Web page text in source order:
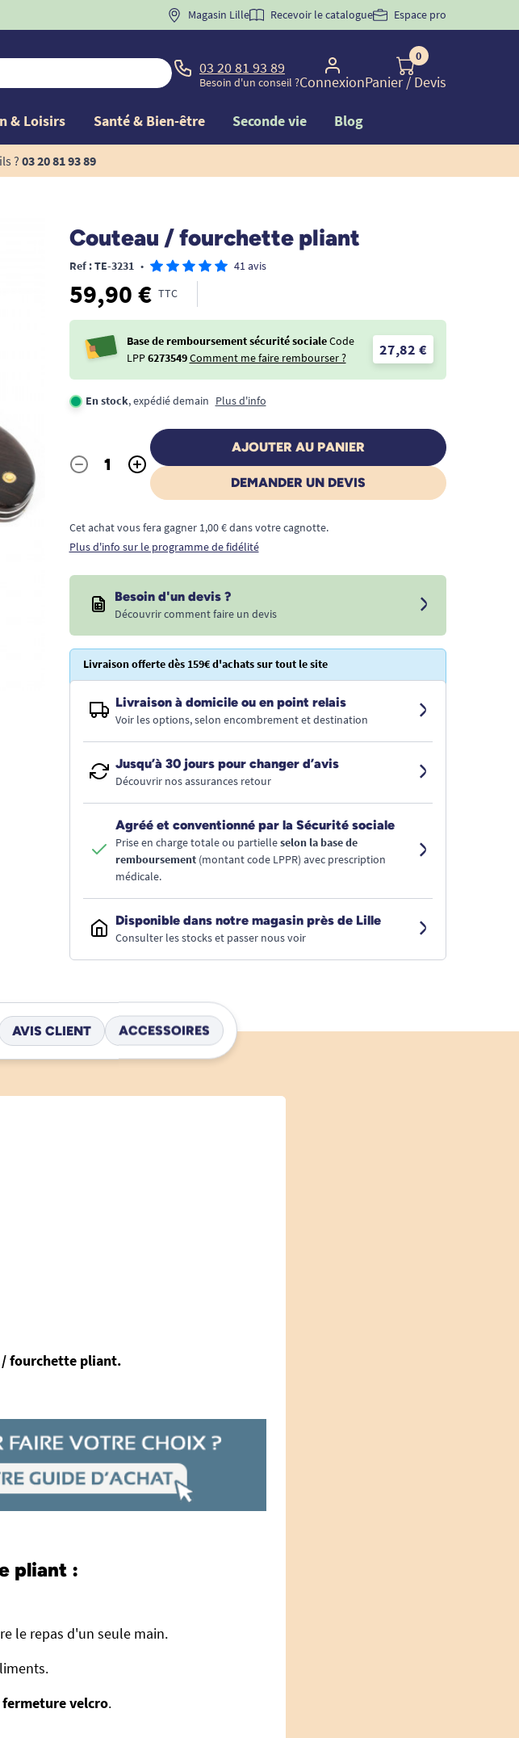
BIENVENUE" pourla 1ère commande d'incontinence
Magasin Lille Recevoir le catalogue Espace pro
03 20 81 93 89
Besoin d'un conseil ?Connexion
0
Panier/ Devis
& Loisirs Santé & Bien-être Seconde vie Blog
? 03 20 81 93 89
Couteau / fourchette pliant
Ref : TE-3231 • 41 avis
59,90 € TTC
Base de remboursement sécurité socialeCode
LPP6273549Comment me faire rembourser ? 27,82 €
En stock, expédié demain Plus d'info
Quantité
- +
AJOUTER AU PANIER
DEMANDER UN DEVIS
Cet achat vous fera gagner 1,00 € dans votre cagnotte.
Plus d'info sur le programme de fidélité
Besoin d'un devis ?
Découvrir comment faire un devis
Livraison offerte dès 159€ d'achats sur tout le site
Livraison à domicile ou en point relais
Voir les options, selon encombrement et destination
Jusqu’à 30 jours pour changer d’avis
Découvrir nos assurances retour
Agréé et conventionné par la Sécurité sociale
Prise en charge totale ou partielleselon la base de
remboursement (montant code LPPR) avec prescription
médicale.
Disponible dans notre magasin près de Lille
Consulter les stocks et passer nous voir
AVIS CLIENT ACCESSOIRES
/ fourchette pliant.
pliant :
le repas d'un seule main.
velcro.